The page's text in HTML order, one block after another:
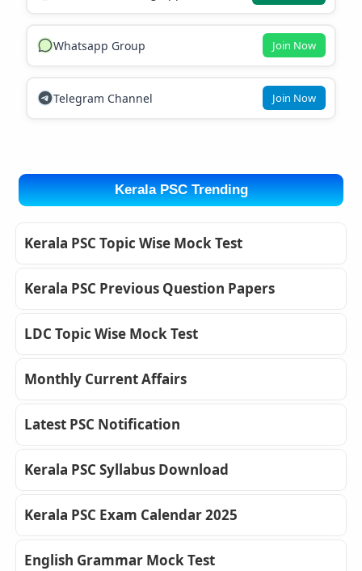
Whatsapp Group Join Now
Telegram Channel Join Now
Kerala PSC Trending
Kerala PSC Topic Wise Mock Test
Kerala PSC Previous Question Papers
LDC Topic Wise Mock Test
Monthly Current Affairs
Latest PSC Notification
Kerala PSC Syllabus Download
Kerala PSC Exam Calendar 2025
English Grammar Mock Test